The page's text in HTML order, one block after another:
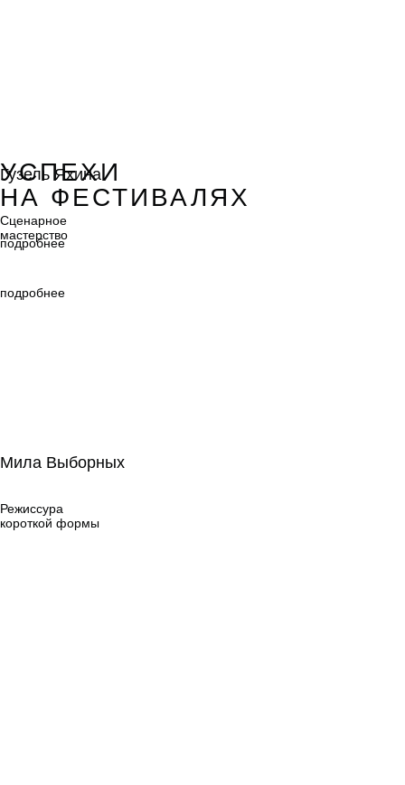
подробнее
подробнее
Гузель Яхина
Сценарное
мастерство
Сценарное
мастерство
Мила Выборных
Режиссура
короткой формы
УСПЕХИ
НА ФЕСТИВАЛЯХ